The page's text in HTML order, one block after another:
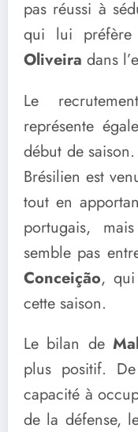
pas réussi à
qui lui préfère
Oliveira dans
Le
représente
début de
Brésilien est
tout en
portugais,
semble pas
Conceição,
cette saison.
Le bilan de
plus positif.
capacité à
de la défense,